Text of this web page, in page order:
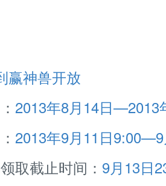
赢神兽开放
2013年8月14日—2013
2013年9月11日
截止时间： 9月13日